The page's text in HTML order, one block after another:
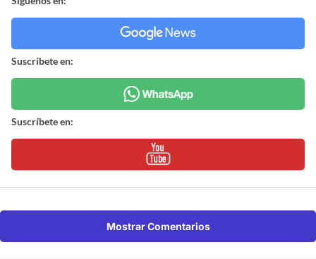
Suscríbete en:
Suscríbete en:
Mostrar Comentarios